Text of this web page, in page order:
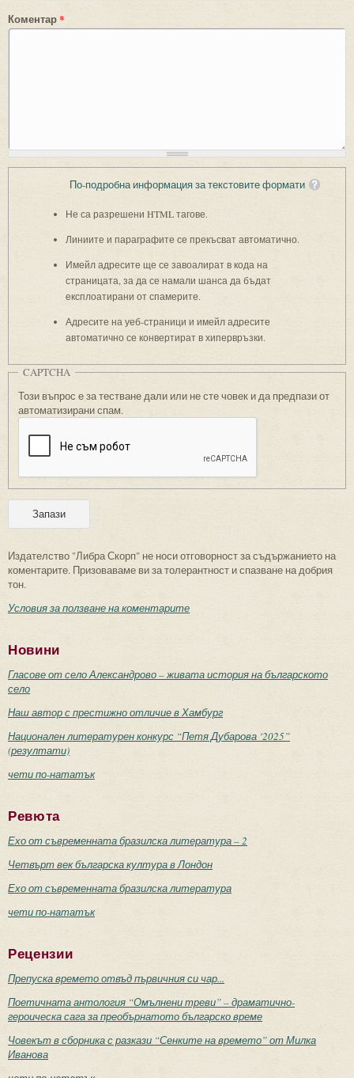
Коментар*
По-подробна информация за текстовите формати
Не са разрешени HTML тагове.
Линиите и параграфите се прекъсват автоматично.
Имейл адресите ще се завоалират в кода на
страницата, за да се намали шанса да бъдат
експлоатирани от спамерите.
Адресите на уеб-страници и имейл адресите
автоматично се конвертират в хипервръзки.
CAPTCHA
Този въпрос е за тестване дали или не сте човек и да предпази от
автоматизирани спам.
Издателство "Либра Скорп" не носи отговорност за съдържанието на
коментарите. Призоваваме ви за толерантност и спазване на добрия
тон.
Условия за ползване на коментарите
Новини
Гласове от село Александрово – живата история на българското
село
Наш автор с престижно отличие в Хамбург
Национален литературен конкурс “Петя Дубарова ‘2025”
(резултати)
чети по-нататък
Ревюта
Ехо от съвременната бразилска литература – 2
Четвърт век българска култура в Лондон
Ехо от съвременната бразилска литература
чети по-нататък
Рецензии
Препуска времето отвъд първичния си чар...
Поетичната антология “Омълнени треви” – драматично-
героическа сага за преобърнатото българско време
Човекът в сборника с разкази “Сенките на времето” от Милка
Иванова